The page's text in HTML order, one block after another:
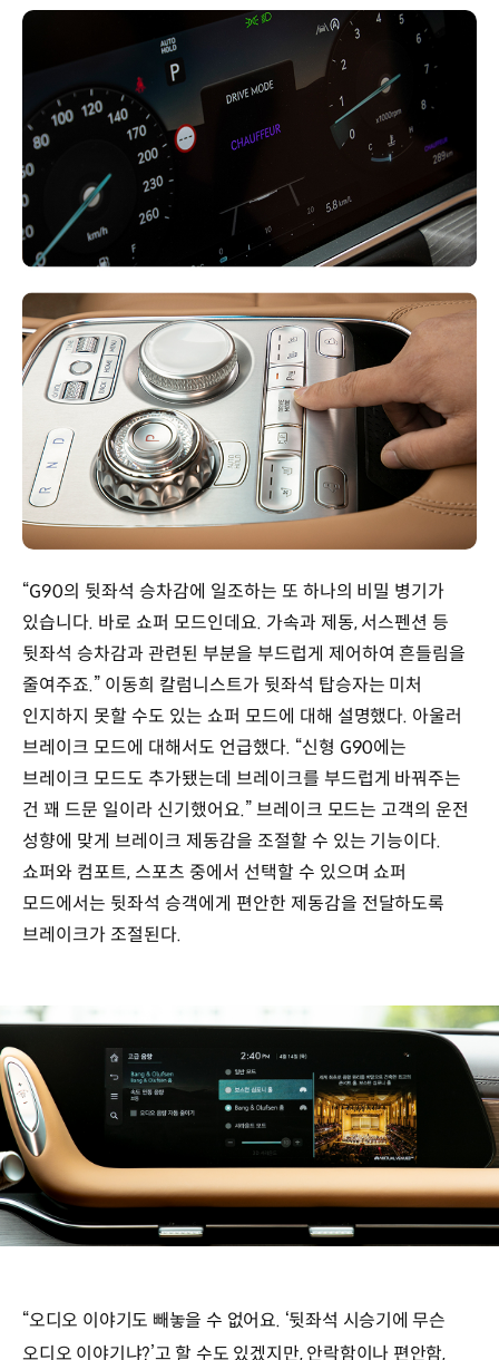
“G90의 뒷좌석 승차감에 일조하는 또 하나의 비밀 병기가
있습니다. 바로 쇼퍼 모드인데요. 가속과 제동, 서스펜션 등
뒷좌석 승차감과 관련된 부분을 부드럽게 제어하여 흔들림을
줄여주죠.” 이동희 칼럼니스트가 뒷좌석 탑승자는 미처
인지하지 못할 수도 있는 쇼퍼 모드에 대해 설명했다. 아울러
브레이크 모드에 대해서도 언급했다. “신형 G90에는
브레이크 모드도 추가됐는데 브레이크를 부드럽게 바꿔주는
건 꽤 드문 일이라 신기했어요.” 브레이크 모드는 고객의 운전
성향에 맞게 브레이크 제동감을 조절할 수 있는 기능이다.
쇼퍼와 컴포트, 스포츠 중에서 선택할 수 있으며 쇼퍼
모드에서는 뒷좌석 승객에게 편안한 제동감을 전달하도록
브레이크가 조절된다.
“오디오 이야기도 빼놓을 수 없어요. ‘뒷좌석 시승기에 무슨
오디오 이야기냐?’고 할 수도 있겠지만, 안락함이나 편안함,